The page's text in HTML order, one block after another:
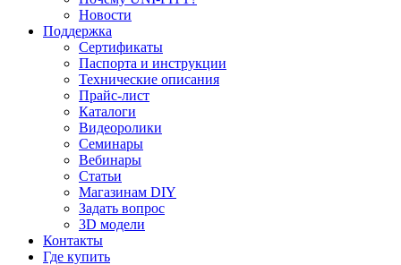
Новости
Поддержка
Сертификаты
Паспорта и инструкции
Технические описания
Прайс-лист
Каталоги
Видеоролики
Семинары
Вебинары
Статьи
Магазинам DIY
Задать вопрос
3D модели
Контакты
Где купить